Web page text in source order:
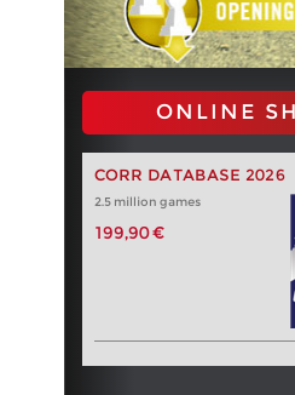
ONLINE
CORR DATABASE 2026
2.5 million games
199,90 €